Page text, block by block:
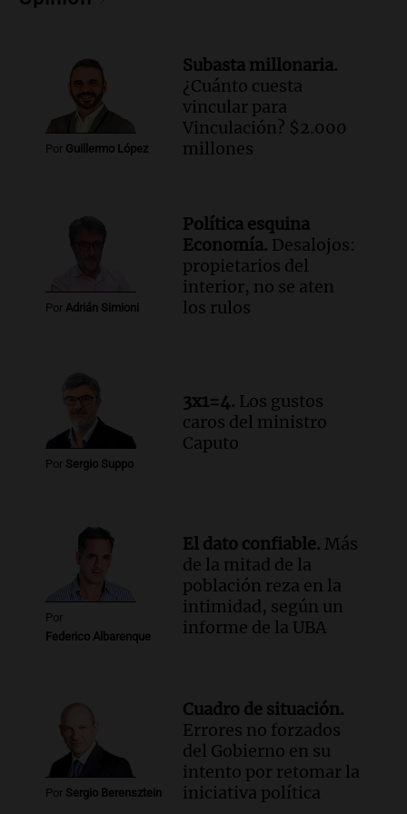
agua entra por donde menos
Episodios
Por Guillermo López
Subasta millonaria.
¿Cuánto cuesta
vincular para
Vinculación? $2.000
millones
Por Adrián Simioni
Política esquina
Economía. Desalojos:
propietarios del
interior, no se aten
los rulos
Por Sergio Suppo
3x1=4. Los gustos
caros del ministro
Caputo
Por
Federico Albarenque
El dato confiable. Más
de la mitad de la
población reza en la
intimidad, según un
informe de la UBA
Por Sergio Berensztein
Cuadro de situación.
Errores no forzados
del Gobierno en su
intento por retomar la
iniciativa política